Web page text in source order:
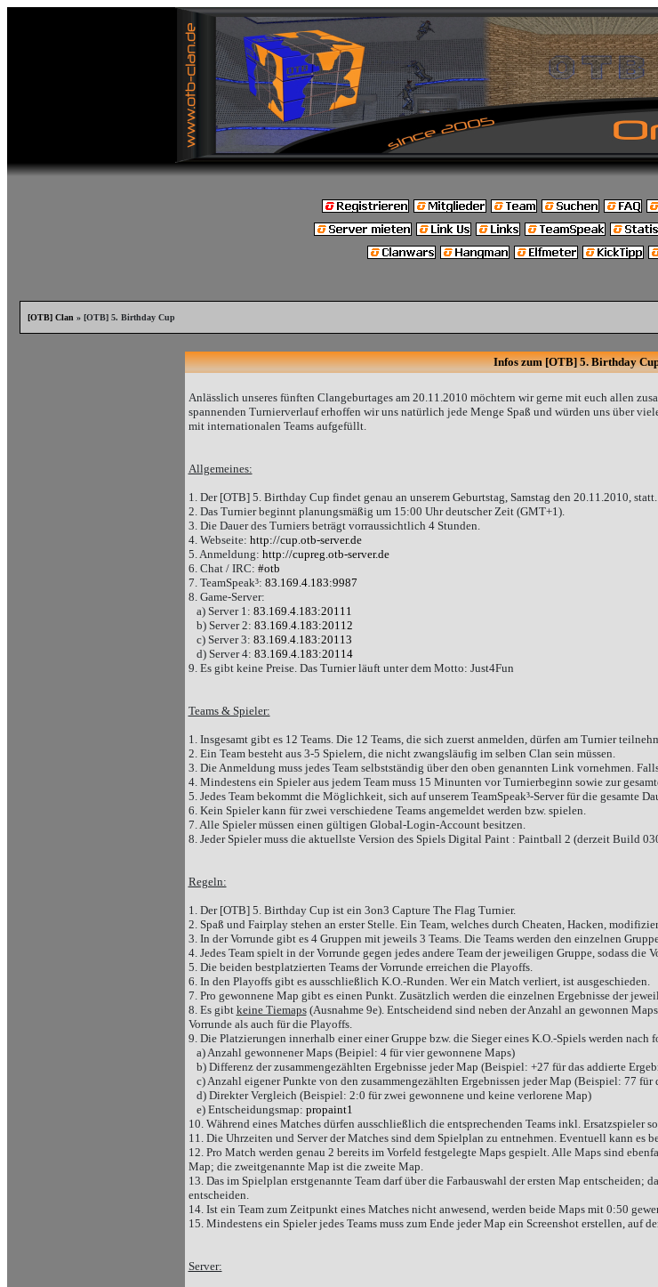
[OTB] Clan » [OTB] 5. Birthday Cup
Infos zum [OTB] 5. Birthday
Anlässlich unseres fünften Clangeburtages am 20.11.2010 möchtern wir gerne mit euch allen
spannenden Turnierverlauf erhoffen wir uns natürlich jede Menge Spaß und würden uns über
mit internationalen Teams aufgefüllt.
Allgemeines:
1. Der [OTB] 5. Birthday Cup findet genau an unserem Geburtstag, Samstag den 20.11.2010, statt.
2. Das Turnier beginnt planungsmäßig um 15:00 Uhr deutscher Zeit (GMT+1).
3. Die Dauer des Turniers beträgt vorraussichtlich 4 Stunden.
4. Webseite: http://cup.otb-server.de
5. Anmeldung: http://cupreg.otb-server.de
6. Chat / IRC: #otb
7. TeamSpeak³: 83.169.4.183:9987
8. Game-Server:
a) Server 1: 83.169.4.183:20111
b) Server 2: 83.169.4.183:20112
c) Server 3: 83.169.4.183:20113
d) Server 4: 83.169.4.183:20114
9. Es gibt keine Preise. Das Turnier läuft unter dem Motto: Just4Fun
Teams & Spieler:
1. Insgesamt gibt es 12 Teams. Die 12 Teams, die sich zuerst anmelden, dürfen am Turnier
2. Ein Team besteht aus 3-5 Spielern, die nicht zwangsläufig im selben Clan sein müssen.
3. Die Anmeldung muss jedes Team selbstständig über den oben genannten Link vornehmen.
4. Mindestens ein Spieler aus jedem Team muss 15 Minunten vor Turnierbeginn sowie zur
5. Jedes Team bekommt die Möglichkeit, sich auf unserem TeamSpeak³-Server für die gesamte
6. Kein Spieler kann für zwei verschiedene Teams angemeldet werden bzw. spielen.
7. Alle Spieler müssen einen gültigen Global-Login-Account besitzen.
8. Jeder Spieler muss die aktuellste Version des Spiels Digital Paint : Paintball 2 (derzeit Build
Regeln:
1. Der [OTB] 5. Birthday Cup ist ein 3on3 Capture The Flag Turnier.
2. Spaß und Fairplay stehen an erster Stelle. Ein Team, welches durch Cheaten, Hacken,
3. In der Vorrunde gibt es 4 Gruppen mit jeweils 3 Teams. Die Teams werden den einzelnen
4. Jedes Team spielt in der Vorrunde gegen jedes andere Team der jeweiligen Gruppe, sodass die
5. Die beiden bestplatzierten Teams der Vorrunde erreichen die Playoffs.
6. In den Playoffs gibt es ausschließlich K.O.-Runden. Wer ein Match verliert, ist ausgeschieden.
7. Pro gewonnene Map gibt es einen Punkt. Zusätzlich werden die einzelnen Ergebnisse der
8. Es gibt keine Tiemaps(Ausnahme 9e). Entscheidend sind neben der Anzahl an gewonnen
Vorrunde als auch für die Playoffs.
9. Die Platzierungen innerhalb einer einer Gruppe bzw. die Sieger eines K.O.-Spiels werden
a) Anzahl gewonnener Maps (Beipiel: 4 für vier gewonnene Maps)
b) Differenz der zusammengezählten Ergebnisse jeder Map (Beispiel: +27 für das addierte
c) Anzahl eigener Punkte von den zusammengezählten Ergebnissen jeder Map (Beispiel: 77 für
d) Direkter Vergleich (Beispiel: 2:0 für zwei gewonnene und keine verlorene Map)
e) Entscheidungsmap: propaint1
10. Während eines Matches dürfen ausschließlich die entsprechenden Teams inkl. Ersatzspieler
11. Die Uhrzeiten und Server der Matches sind dem Spielplan zu entnehmen. Eventuell kann es
12. Pro Match werden genau 2 bereits im Vorfeld festgelegte Maps gespielt. Alle Maps sind
Map; die zweitgenannte Map ist die zweite Map.
13. Das im Spielplan erstgenannte Team darf über die Farbauswahl der ersten Map entscheiden;
entscheiden.
14. Ist ein Team zum Zeitpunkt eines Matches nicht anwesend, werden beide Maps mit 0:50
15. Mindestens ein Spieler jedes Teams muss zum Ende jeder Map ein Screenshot erstellen, auf
Server: